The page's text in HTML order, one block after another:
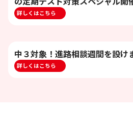
詳しくはこちら
中３対象！進路相談週間を設け
詳しくはこちら